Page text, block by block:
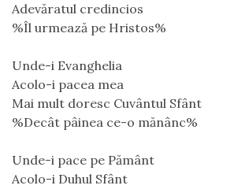
Adevăratul credincios
%Îl urmează pe Hristos%
Unde-i Evanghelia
Acolo-i pacea mea
Mai mult doresc Cuvântul Sfânt
%Decât pâinea ce-o mănânc%
Unde-i pace pe Pământ
Acolo-i Duhul Sfânt